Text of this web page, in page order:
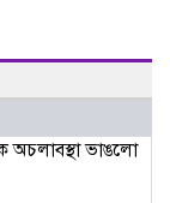
অচলাবস্থা ভাঙলো